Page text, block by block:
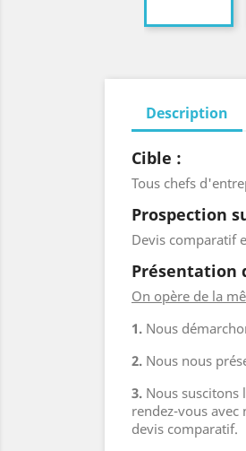
Description
Cible :
Tous chefs
Prospection
Devis comparatif
Présentation
On opère de la
1. Nous
2. Nous nous
3. Nous
rendez-vous
devis comparatif.